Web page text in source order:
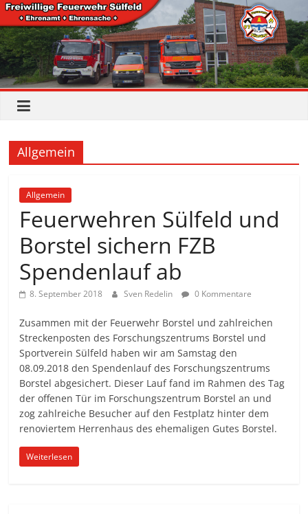
Allgemein
Allgemein
Feuerwehren Sülfeld und
Borstel sichern FZB
Spendenlauf ab
8. September 2018 Sven Redelin 0 Kommentare
Zusammen mit der Feuerwehr Borstel und zahlreichen
Streckenposten des Forschungszentrums Borstel und
Sportverein Sülfeld haben wir am Samstag den
08.09.2018 den Spendenlauf des Forschungszentrums
Borstel abgesichert. Dieser Lauf fand im Rahmen des Tag
der offenen Tür im Forschungszentrum Borstel an und
zog zahlreiche Besucher auf den Festplatz hinter dem
renoviertem Herrenhaus des ehemaligen Gutes Borstel.
Weiterlesen